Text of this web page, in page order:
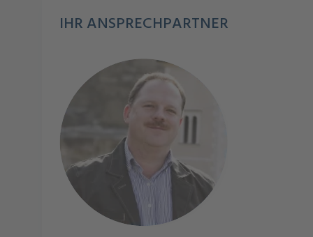
IHR ANSPRECHPARTNER